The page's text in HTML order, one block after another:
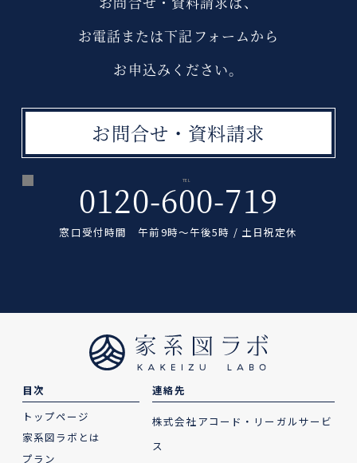
お電話または下記フォームから
お申込みください。
お問合せ・資料請求
TEL
0120-600-719
窓口受付時間 午前9時〜午後5時 / 土日祝定休
目次
トップページ
家系図ラボとは
プラン
連絡先
株式会社アコード・リーガルサービ
ス